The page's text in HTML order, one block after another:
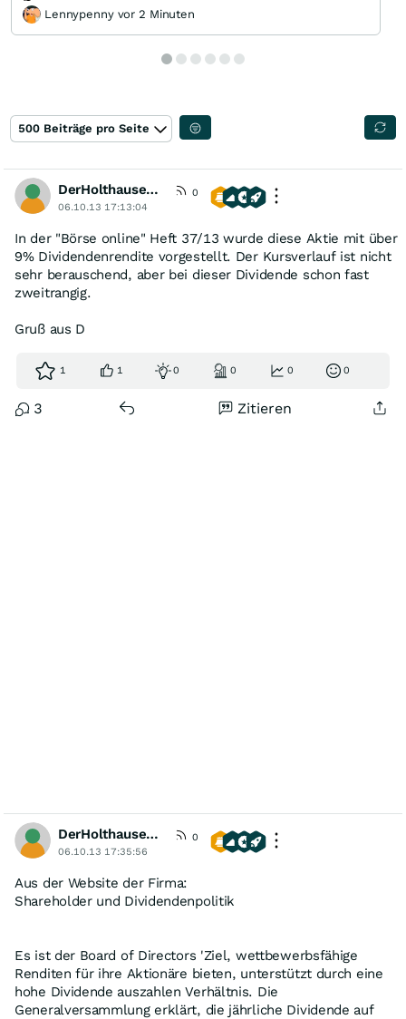
Lennypenny vor 2 Minuten
500 Beiträge pro Seite
DerHolthausener
0
06.10.13 17:13:04
In der "Börse online" Heft 37/13 wurde diese Aktie mit über
9% Dividendenrendite vorgestellt. Der Kursverlauf ist nicht
sehr berauschend, aber bei dieser Dividende schon fast
zweitrangig.
Gruß aus D
1 1 0 0 0 0
3 Zitieren
DerHolthausener
0
06.10.13 17:35:56
Aus der Website der Firma:
Shareholder und Dividendenpolitik
Es ist der Board of Directors 'Ziel, wettbewerbsfähige
Renditen für ihre Aktionäre bieten, unterstützt durch eine
hohe Dividende auszahlen Verhältnis. Die
Generalversammlung erklärt, die jährliche Dividende auf